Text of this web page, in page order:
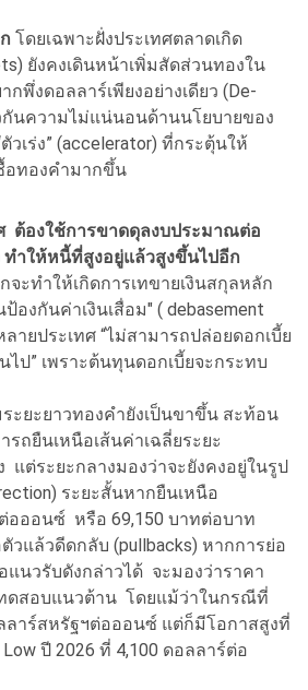
โดยเฉพาะฝั่งประเทศตลาดเกิด
ยังคงเดินหน้าเพิ่มสัดส่วนทองใน
กพึ่งดอลลาร์เพียงอย่างเดียว (De-
กันความไม่แน่นอนด้านนโยบายของ
วเร่ง” (accelerator) ที่กระตุ้นให้
อทองคำมากขึ้น
ต้องใช้การขาดดุลงบประมาณต่อ
ทำให้หนี้ที่สูงอยู่แล้วสูงขึ้นไปอีก
ะทำให้เกิดการเทขายเงินสกุลหลัก
องกันค่าเงินเสื่อม" ( debasement
ายประเทศ “ไม่สามารถปล่อยดอกเบี้ย
ไป” เพราะต้นทุนดอกเบี้ยจะกระทบ
ะยะยาวทองคำยังเป็นขาขึ้น สะท้อน
รถยืนเหนือเส้นค่าเฉลี่ยระยะ
แต่ระยะกลางมองว่าจะยังคงอยู่ในรูป
ระยะสั้นหากยืนเหนือ
อออนซ์ หรือ 69,150 บาทต่อบาท
วแล้วดีดกลับ (pullbacks) หากการย่อ
แนวรับดังกล่าวได้ จะมองว่าราคา
ดสอบแนวต้าน โดยแม้ว่าในกรณีที่
ลาร์สหรัฐฯต่อออนซ์ แต่ก็มีโอกาสสูงที่
ปี 2026 ที่ 4,100 ดอลลาร์ต่อ